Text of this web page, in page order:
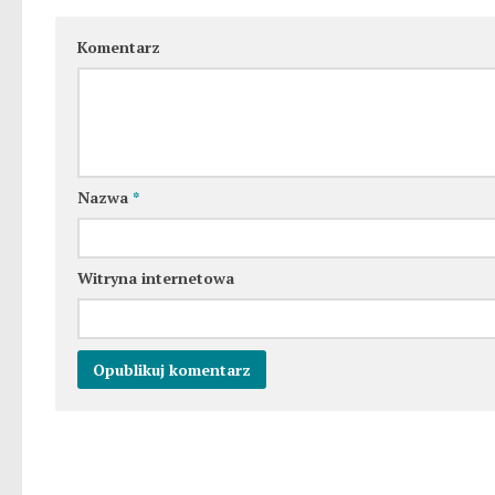
Komentarz
Nazwa *
Witryna internetowa